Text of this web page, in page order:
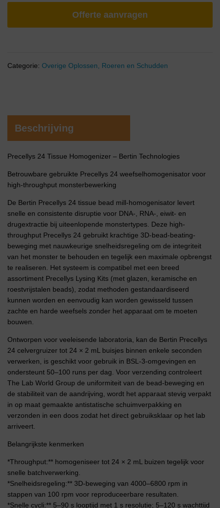
Offerte aanvragen
Categorie: Overige Oplossen, Roeren en Schudden
Beschrijving
Precellys 24 Tissue Homogenizer – Bertin Technologies
Betrouwbare gebruikte Precellys 24 weefselhomogenisator voor
high-throughput monsterbewerking
De Bertin Precellys 24 tissue bead mill-homogenisator levert
snelle en consistente disruptie voor DNA-, RNA-, eiwit- en
drugextractie bij uiteenlopende monstertypes. Deze high-
throughput Precellys 24 gebruikt krachtige 3D-bead-beating-
beweging met nauwkeurige snelheidsregeling om de integriteit
van het monster te behouden en tegelijk een maximale opbrengst
te realiseren. Het systeem is compatibel met een breed
assortiment Precellys Lysing Kits (met glazen, keramische en
roestvrijstalen beads), zodat methoden gestandaardiseerd
kunnen worden en eenvoudig kan worden gewisseld tussen
zachte en harde weefsels zonder het apparaat om te moeten
bouwen.
Ontworpen voor veeleisende laboratoria, kan de Bertin Precellys
24 celvergruizer tot 24 × 2 mL buisjes binnen enkele seconden
verwerken, is geschikt voor gebruik in BSL-3-omgevingen en
ondersteunt 50–100 runs per dag. Voor verzending controleert
The Lab World Group de uniformiteit van de bead-beweging en
de stabiliteit van de aandrijving, wordt het apparaat stevig verpakt
in op maat gemaakte antistatische schuimverpakking en
verzonden in een doos zodat het direct gebruiksklaar op het lab
arriveert.
Belangrijkste kenmerken
*Throughput:** homogeniseer tot 24 × 2 mL buizen tegelijk voor
snelle batchverwerking.
*Snelheidsregeling:** 3D-beweging van 4000–6800 rpm in
stappen van 100 rpm voor reproduceerbare resultaten.
*Snelle cycli:** 5–90 s looptijd met 1 s resolutie; 5–120 s wachttijd